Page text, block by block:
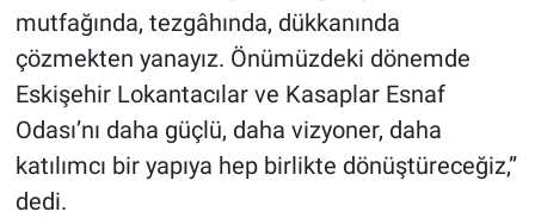
mutfağında, tezgâhında, dükkanında
çözmekten yanayız. Önümüzdeki dönemde
Eskişehir Lokantacılar ve Kasaplar Esnaf
Odası’nı daha güçlü, daha vizyoner, daha
katılımcı bir yapıya hep birlikte dönüştüreceğiz,”
dedi.